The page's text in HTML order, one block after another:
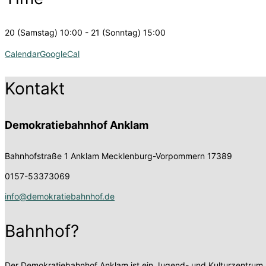
20 (Samstag) 10:00 - 21 (Sonntag) 15:00
CalendarGoogleCal
Kontakt
Demokratiebahnhof Anklam
Bahnhofstraße 1 Anklam Mecklenburg-Vorpommern 17389
0157-53373069
info@demokratiebahnhof.de
Bahnhof?